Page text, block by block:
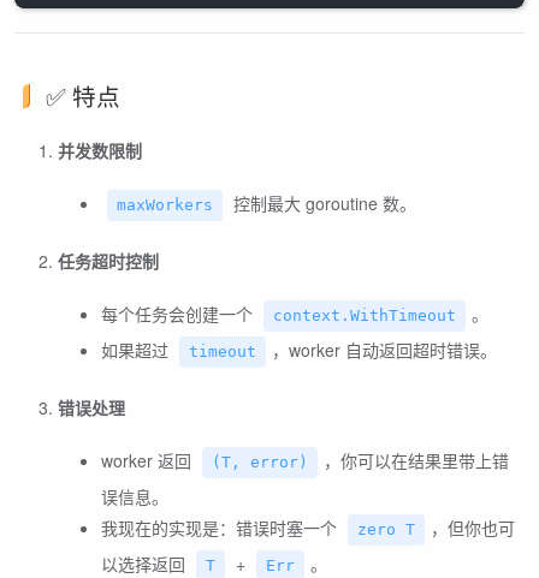
✅ 特点
并发数限制
maxWorkers 控制最大 goroutine 数。
任务超时控制
每个任务会创建一个 context.WithTimeout
。
如果超过
timeout ，worker 自动返回超时错误。
错误处理
worker 返回 (T, error)
，你可以在结果里带上错
误信息。
我现在的实现是：错误时塞一个
zero T
，但你也可
以选择返回
T + Err 。